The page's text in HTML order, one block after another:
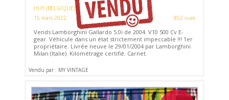
HUY (BELGIQUE)
15 mars 2022
852 vues
Vends Lamborghini Gallardo 5.0i de 2004. V10 500 Cv E-
gear. Véhicule dans un état strictement impeccable !!! 1er
propriétaire. Livrée neuve le 29/01/2004 par Lamborghini
Milan (Italie). Kilométrage certifié. Carnet.
Vendu par : MY VINTAGE